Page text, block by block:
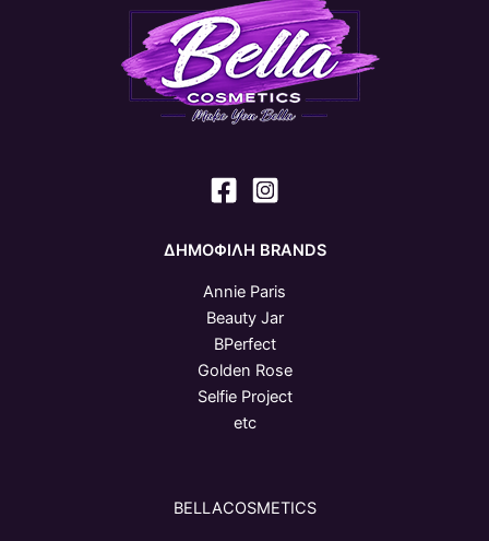
ΔΗΜΟΦΙΛΗ BRANDS
Annie Paris
Beauty Jar
BPerfect
Golden Rose
Selfie Project
etc
BELLACOSMETICS